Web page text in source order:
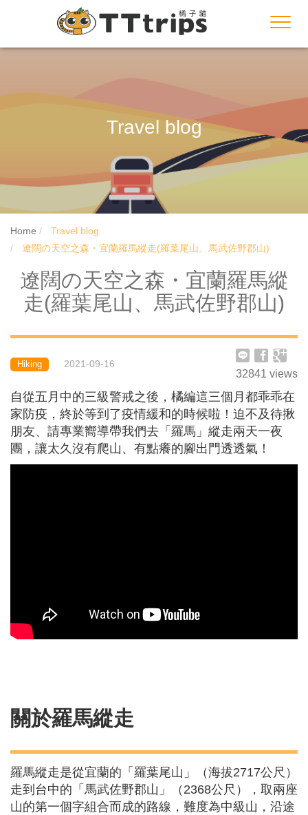
Travel blog
Home
Travel blog
遼闊の天空之森・宜蘭羅馬縱走(羅葉尾山、馬武佐野郡山)
遼闊の天空之森・宜蘭羅馬縱
走(羅葉尾山、馬武佐野郡山)
Hiking 2021-09-16
32841 views
自從五月中的三級警戒之後，橘編這三個月都乖乖在
家防疫，終於等到了疫情緩和的時候啦！迫不及待揪
朋友、請專業嚮導帶我們去「羅馬」縱走兩天一夜
團，讓太久沒有爬山、有點癢的腳出門透透氣！
關於羅馬縱走
羅馬縱走是從宜蘭的「羅葉尾山」（海拔2717公尺）
走到台中的「馬武佐野郡山」（2368公尺），取兩座
山的第一個字組合而成的路線，難度為中級山，沿途